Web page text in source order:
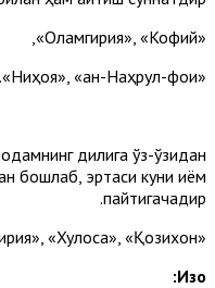
«Оламгирия», «Кофий»,
«Ниҳоя», «ан-Наҳрул-фоиқ».
дилига ўз-ўзидан
бошлаб, эртаси куни қиём
пайтигачадир.
«Оламгирия», «Хулоса», «Қозихон».
Изоҳ: